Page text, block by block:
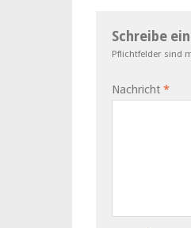
Schreibe
Pflichtfelder sind
Nachricht *